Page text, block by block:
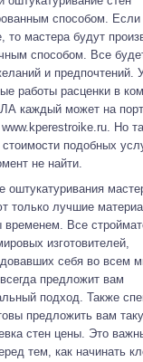
способом.
то мастера будут
способом. Все
и предпочтений.
работы расценки в
каждый может на
Но
стоимости подобных
не найти.
оштукатуривания
только лучшие
временем. Все
изготовителей,
себя во всем
предложит вам
подход. Также
предложить вам
стен цены. Это
тем, как начинать